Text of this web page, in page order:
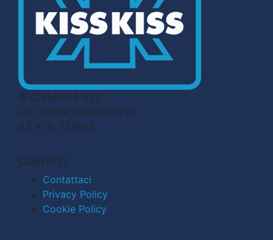
© CN MEDIA S.r.l.
C.F. e P.IVA 04998911210
R.E.A. n. 727803
CONTATTI
Contattaci
Privacy Policy
Cookie Policy